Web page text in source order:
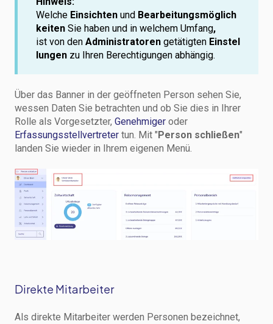
Welche Einsichten und Bearbeitungsmöglich
keiten Sie haben und in welchem Umfang,
ist von den Administratoren getätigten Einstel
lungen zu Ihren Berechtigungen abhängig.
Über das Banner in der geöffneten Person sehen Sie,
wessen Daten Sie betrachten und ob Sie dies in Ihrer
Rolle als Vorgesetzter, Genehmiger oder
Erfassungsstellvertreter tun. Mit "Person schließen"
landen Sie wieder in Ihrem eigenen Menü.
Direkte Mitarbeiter
Als direkte Mitarbeiter werden Personen bezeichnet,